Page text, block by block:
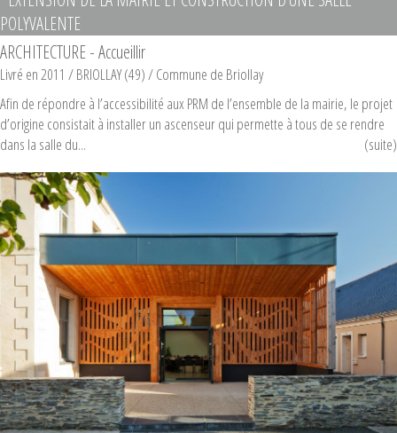
POLYVALENTE
ARCHITECTURE - Accueillir
Livré en 2011 / BRIOLLAY (49) /Commune de Briollay
Afin de répondre à l’accessibilité aux PRM de l’ensemble de la mairie, le projet
d’origine consistait à installer un ascenseur qui permette à tous de se rendre
dans la salle du...
(suite)